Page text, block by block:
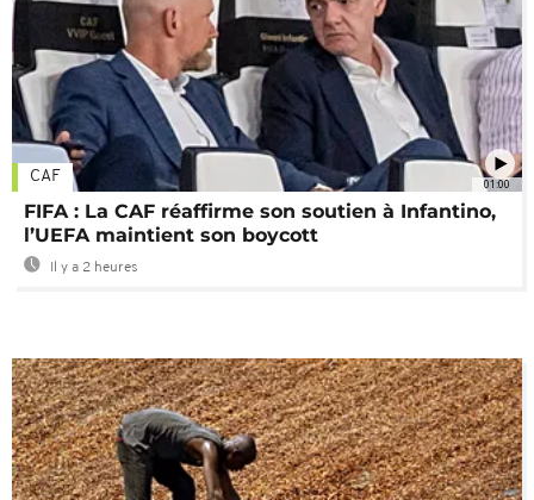
01:00
CAF
FIFA : La CAF réaffirme son soutien à Infantino,
l’UEFA maintient son boycott
Il y a 2 heures